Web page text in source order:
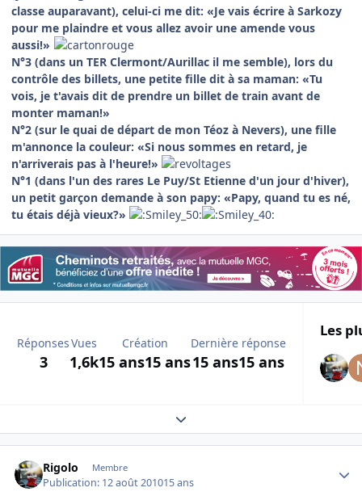
classe auparavant), celui-ci me dit: «Je vais écrire à Sarkozy
pour me plaindre et vous allez avoir une amende vous
aussi!»
N°3 (dans un TER Clermont/Aurillac il me semble), lors du
contrôle des billets, une petite fille dit à sa maman: «Tu
vois, je t'avais dit de prendre un billet de train avant de
monter maman!»
N°2 (sur le quai de départ de mon Téoz à Nevers), une fille
m'annonce la couleur: «Si nous sommes en retard, je
n'arriverais pas à l'heure!»
N°1 (dans l'un des rares Le Puy/St Etienne d'un jour d'hiver),
un petit garçon demande à son papy: «Papy, quand tu es né,
tu étais déjà vieux?»
Réponses
3
Vues
1,6k
Création
15 ans15 ans
Dernière réponse
15 ans15 ans
Les
Expand topic overview
Rigolo Membre
Publication: 12 août 201015 ans